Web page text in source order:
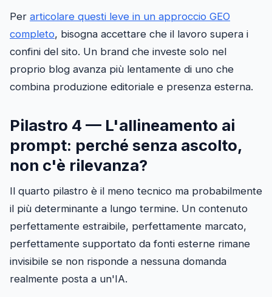
Per articolare questi leve in un approccio GEO
completo, bisogna accettare che il lavoro supera i
confini del sito. Un brand che investe solo nel
proprio blog avanza più lentamente di uno che
combina produzione editoriale e presenza esterna.
Pilastro 4 — L'allineamento ai
prompt: perché senza ascolto,
non c'è rilevanza?
Il quarto pilastro è il meno tecnico ma probabilmente
il più determinante a lungo termine. Un contenuto
perfettamente estraibile, perfettamente marcato,
perfettamente supportato da fonti esterne rimane
invisibile se non risponde a nessuna domanda
realmente posta a un'IA.